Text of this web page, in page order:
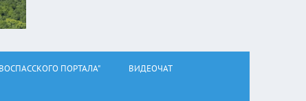
ПОРТАЛА" ВИДЕОЧАТ